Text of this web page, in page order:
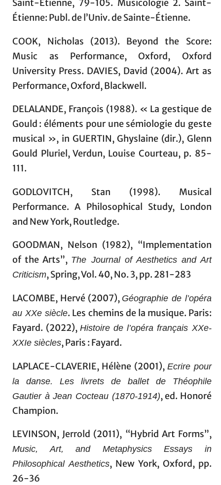
Saint-Étienne, 79‑105. Musicologie 2. Saint-
Étienne: Publ. de l’Univ. de Sainte-Étienne.
COOK, Nicholas (2013). Beyond the Score:
Music as Performance, Oxford, Oxford
University Press. DAVIES, David (2004). Art as
Performance, Oxford, Blackwell.
DELALANDE, François (1988). « La gestique de
Gould : éléments pour une sémiologie du geste
musical », in GUERTIN, Ghyslaine (dir.), Glenn
Gould Pluriel, Verdun, Louise Courteau, p. 85-
111.
GODLOVITCH, Stan (1998). Musical
Performance. A Philosophical Study, London
and New York, Routledge.
GOODMAN, Nelson (1982), “Implementation
of the Arts”, The Journal of Aesthetics and Art
Criticism, Spring, Vol. 40, No. 3, pp. 281-283
LACOMBE, Hervé (2007), Géographie de l’opéra
au XXe siècle. Les chemins de la musique. Paris:
Fayard. (2022), Histoire de l’opéra français XXe-
XXIe siècles, Paris : Fayard.
LAPLACE-CLAVERIE, Hélène (2001), Ecrire pour
la danse. Les livrets de ballet de Théophile
Gautier à Jean Cocteau (1870-1914), ed. Honoré
Champion.
LEVINSON, Jerrold (2011), “Hybrid Art Forms”,
Music, Art, and Metaphysics Essays in
Philosophical Aesthetics, New York, Oxford, pp.
26-36